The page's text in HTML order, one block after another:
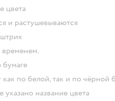
цвета
и растушевываются
временем.
бумаге
по белой, так и по чёрной
название цвета